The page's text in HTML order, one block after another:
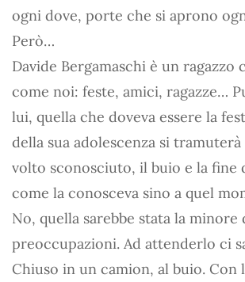
ogni dove, porte che si aprono
Però…
Davide Bergamaschi è un ragazzo
come noi: feste, amici, ragazze…
lui, quella che doveva essere la
della sua adolescenza si
volto sconosciuto, il buio e la fine
come la conosceva sino a quel
No, quella sarebbe stata la minore
preoccupazioni. Ad attenderlo ci
Chiuso in un camion, al buio. Con